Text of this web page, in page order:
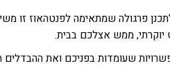
פרגולה שמתאימה לפנטהאוז זו
יוקרתי, ממש אצלכם בבית.
שעומדות בפניכם ואת ההבדלים